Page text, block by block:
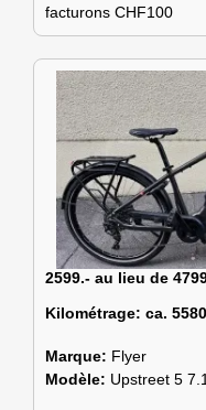
facturons CHF100
2599.- au lieu de
Kilométrage: ca. 5580
Marque: Flyer
Modèle: Upstreet 5